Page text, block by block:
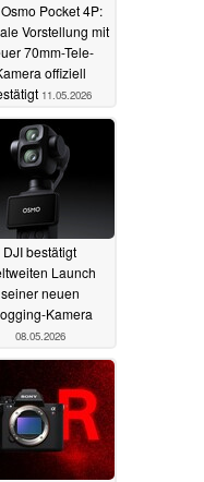
Pocket 4P:
Vorstellung mit
70mm-Tele-
offiziell
11.05.2026
DJI bestätigt
Launch
seiner neuen
Kamera
08.05.2026